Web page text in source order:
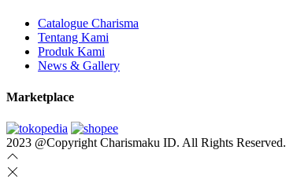
Catalogue Charisma
Tentang Kami
Produk Kami
News & Gallery
Marketplace
2023 @Copyright Charismaku ID. All Rights Reserved.